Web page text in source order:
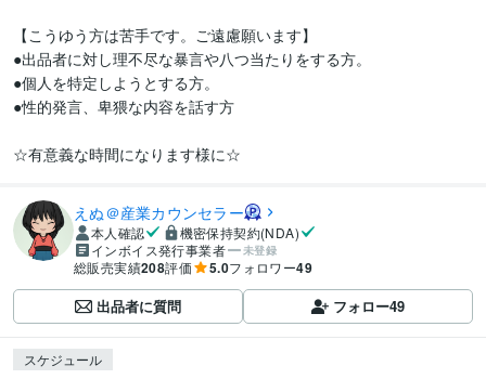
【こうゆう方は苦手です。ご遠慮願います】
●出品者に対し理不尽な暴言や八つ当たりをする方。
●個人を特定しようとする方。
●性的発言、卑猥な内容を話す方
☆有意義な時間になります様に☆
えぬ＠産業カウンセラー
本人確認
機密保持契約(NDA)
インボイス発行事業者
未登録
総販売実績208評価 5.0フォロワー49
出品者に質問 フォロー49
スケジュール